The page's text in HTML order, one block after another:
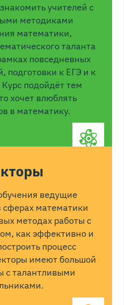
учителей с
методиками
математики,
таланта
повседневных
подготовки к ЕГЭ и к
подойдёт тем
хочет влюблять
в математику.
ведущие
сферах математики
методах работы с
как эффективно и
процесс
имеют большой
с талантливыми